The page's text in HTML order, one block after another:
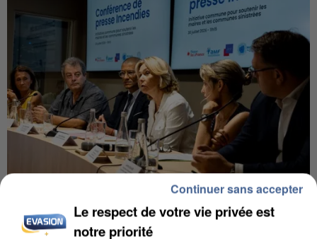
INCENDIES : L’ÎLE-DE-FRANCE LANCE UN ÉLAN
DE SOLIDARITÉ AVEC LES...
Le respect de votre vie privée est
notre priorité
Continuer sans accepter